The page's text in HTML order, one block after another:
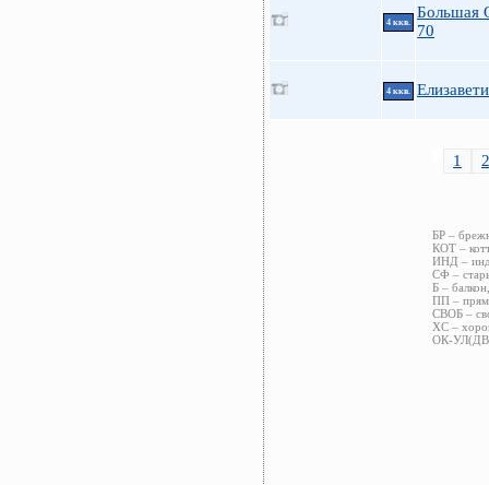
4 ккв.
Большая
70
4 ккв.
1 2
БР –
КОТ –
ИНД –
СФ –
Б –
ПП –
СВОБ –
ХС –
ОК-УЛ(ДВ)